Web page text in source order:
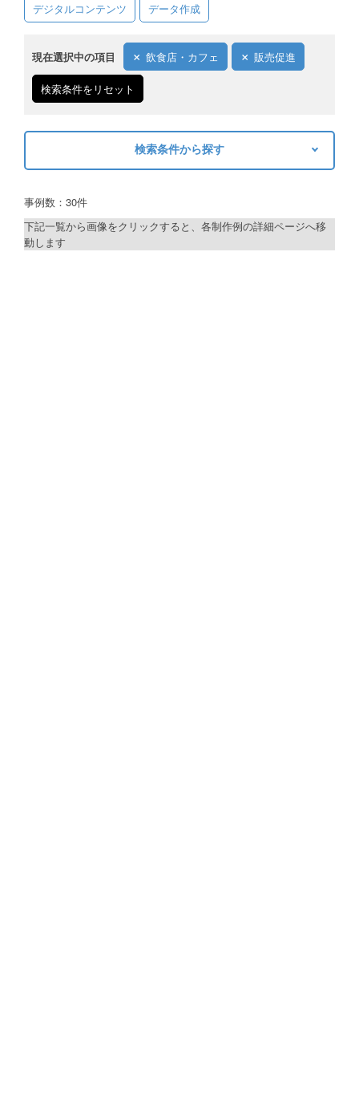
デジタルコンテンツ データ作成
現在選択中の項目 飲食店・カフェ 販売促進
検索条件をリセット
検索条件から探す
制作プランで探す
事例数：30件
下記一覧から画像をクリックすると、各制作例の詳細ページへ移
動します